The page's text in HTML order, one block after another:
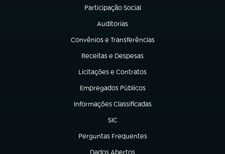
Participação Social
(abre em nova aba)
Auditorias
(abre em nova aba)
Convênios e Transferências
(abre em nova aba)
Receitas e Despesas
(abre em nova aba)
Licitações e Contratos
(abre em nova aba)
Empregados Públicos
(abre em nova aba)
Informações Classificadas
(abre em nova aba)
SIC
(abre em nova aba)
Perguntas Frequentes
(abre em nova aba)